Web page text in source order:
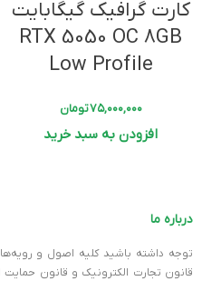
خرید
کارت گرافیک گیگابایت
RTX 5050 OC 8GB
Low Profile
۷۵,۰۰۰,۰۰۰تومان
افزودن به سبد خرید
درباره ما
توجه داشته باشید کلیه اصول و
قانون تجارت الکترونیک و قانون حمایت